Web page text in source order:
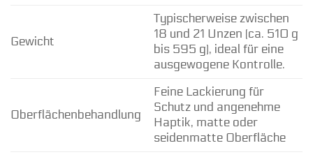
Gewicht
Typischerweise zwischen
18 und 21 Unzen (ca. 510 g
bis 595 g), ideal für eine
ausgewogene Kontrolle.
Oberflächenbehandlung
Feine Lackierung für
Schutz und angenehme
Haptik, matte oder
seidenmatte Oberfläche